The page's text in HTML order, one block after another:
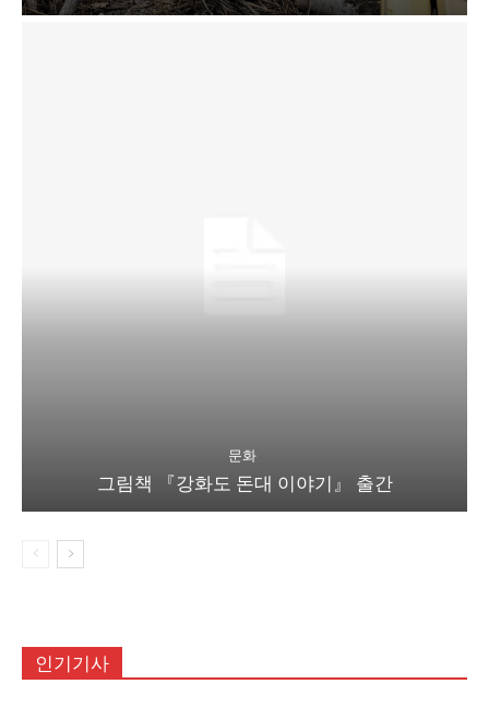
문화
그림책 『강화도 돈대 이야기』 출간
인기기사